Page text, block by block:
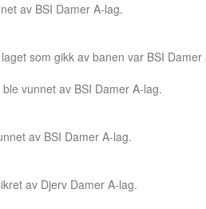
av BSI Damer A-lag.
som gikk av banen var BSI Damer
vunnet av BSI Damer A-lag.
av BSI Damer A-lag.
av Djerv Damer A-lag.